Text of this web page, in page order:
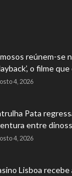
reúnem-se
o filme
4, 2026
Pata
entre
4, 2026
Lisboa recebe